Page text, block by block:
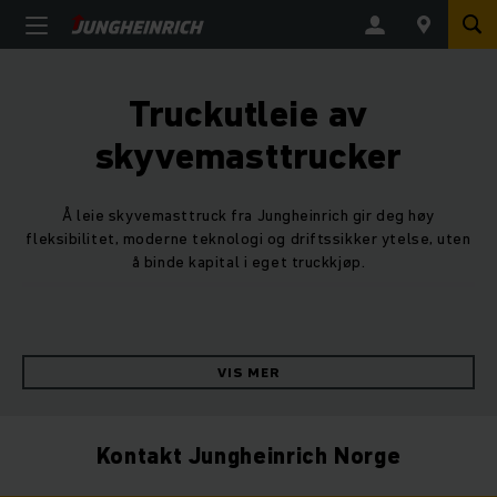
Truckutleie av
skyvemasttrucker
Å leie skyvemasttruck fra Jungheinrich gir deg høy
fleksibilitet, moderne teknologi og driftssikker ytelse, uten
å binde kapital i eget truckkjøp.
riktig trucktype.
VIS MER
Kontakt Jungheinrich Norge